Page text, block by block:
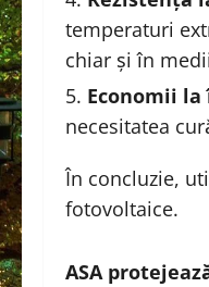
temperaturi
chiar și în
Economii
necesitatea
În concluzie,
fotovoltaice.
ASA